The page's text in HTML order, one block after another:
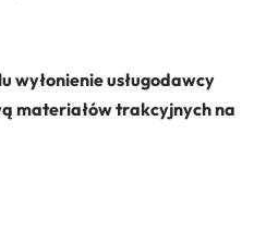
wyłonienie usługodawcy
materiałów trakcyjnych na